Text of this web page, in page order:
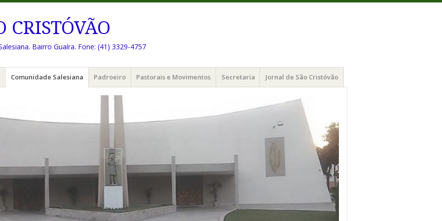
CRISTÓVÃO
Bairro Guaíra. Fone: (41) 3329-4757
Comunidade Salesiana Padroeiro Pastorais e Movimentos Secretaria Jornal de São Cristóvão